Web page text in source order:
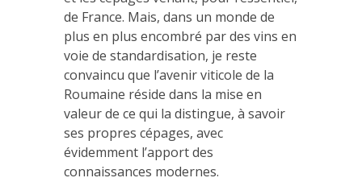
de France. Mais, dans un monde de
plus en plus encombré par des vins en
voie de standardisation, je reste
convaincu que l’avenir viticole de la
Roumaine réside dans la mise en
valeur de ce qui la distingue, à savoir
ses propres cépages, avec
évidemment l’apport des
connaissances modernes.